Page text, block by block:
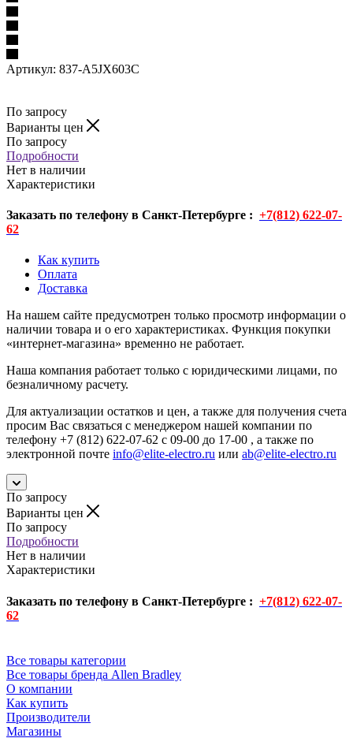
Артикул: 837-A5JX603C
По запросу
Варианты цен
По запросу
Подробности
Нет в наличии
Характеристики
Заказать по телефону в Санкт-Петербурге : +7(812) 622-07-
62
Как купить
Оплата
Доставка
На нашем сайте предусмотрен только просмотр информации о
наличии товара и о его характеристиках. Функция покупки
«интернет-магазина» временно не работает.
Наша компания работает только с юридическими лицами, по
безналичному расчету.
Для актуализации остатков и цен, а также для получения счета
просим Вас связаться с менеджером нашей компании по
телефону +7 (812) 622-07-62 с 09-00 до 17-00 , а также по
электронной почте info@elite-electro.ru или ab@elite-electro.ru
По запросу
Варианты цен
По запросу
Подробности
Нет в наличии
Характеристики
Заказать по телефону в Санкт-Петербурге : +7(812) 622-07-
62
Все товары категории
Все товары бренда Allen Bradley
О компании
Как купить
Производители
Магазины